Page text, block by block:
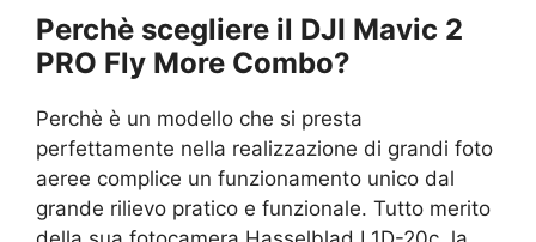
Perchè scegliere il DJI Mavic 2
PRO Fly More Combo?
Perchè è un modello che si presta
perfettamente nella realizzazione di grandi foto
aeree complice un funzionamento unico dal
grande rilievo pratico e funzionale. Tutto merito